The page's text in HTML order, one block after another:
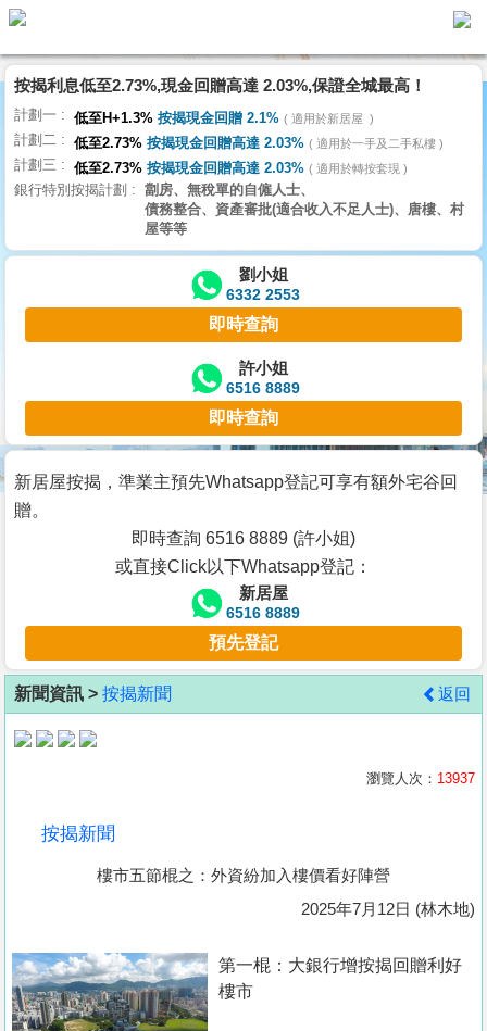
代
理
主
頁
搵
樓/
交
業
主
宅
谷
按
客
地
產
置
業
按揭利息低至2.73%,現金回贈高達 2.03%,保證全城最高！
計劃一 低至H+1.3% 按揭現金回贈 2.1% 適用於新居屋
計劃二 低至2.73% 按揭現金回贈高達 2.03% 適用於一手及二手私樓
計劃三 低至2.73% 按揭現金回贈高達 2.03% 適用於轉按套現
銀行特別按揭計劃
劏房、無稅單的自僱人士、
債務整合、資產審批(適合收入不足人士)、唐樓、村
屋等等
劉小姐
6332 2553
即時查詢
許小姐
6516 8889
即時查詢
新居屋按揭，準業主預先Whatsapp登記可享有額外宅谷回
贈。
即時查詢 6516 8889 (許小姐)
或直接Click以下Whatsapp登記：
新居屋
6516 8889
預先登記
新聞資訊 > 按揭新聞 返回
瀏覽人次： 13937
按揭新聞
樓市五節棍之：外資紛加入樓價看好陣營
2025年7月12日 (林木地)
第一棍：大銀行增按揭回贈利好
樓市